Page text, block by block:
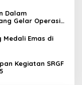
Dalam
Gelar Operasi
Medali Emas di
Kegiatan SRGF